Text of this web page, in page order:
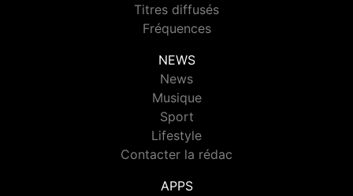
Titres diffusés
Fréquences
NEWS
News
Musique
Sport
Lifestyle
Contacter la rédac
APPS